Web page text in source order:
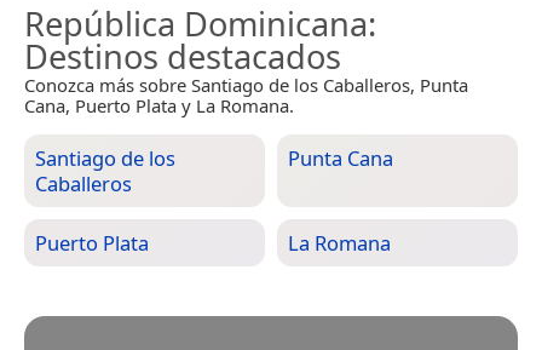
República Dominicana:
Destinos destacados
Conozca más sobre Santiago de los Caballeros, Punta
Cana, Puerto Plata y La Romana.
Santiago de los
Caballeros
Punta Cana
Puerto Plata La Romana